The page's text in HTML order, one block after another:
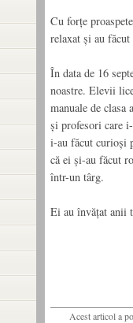
Cu forţe
relaxat şi au
În data de 16
noastre. Elevii
manuale de
şi profesori care
i-au făcut curioşi
că ei şi-au făcut
într-un târg.
Ei au învăţat anii
Acest articol a